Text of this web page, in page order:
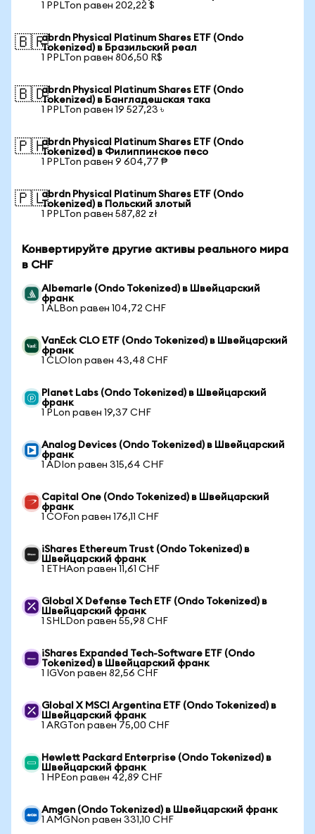
1 PPLTon равен 202,22 $
🇧🇷abrdn Physical Platinum Shares ETF (Ondo
Tokenized) в Бразильский реал
1 PPLTon равен 806,50 R$
🇧🇩abrdn Physical Platinum Shares ETF (Ondo
Tokenized) в Бангладешская така
1 PPLTon равен 19 527,23 ৳
🇵🇭abrdn Physical Platinum Shares ETF (Ondo
Tokenized) в Филиппинское песо
1 PPLTon равен 9 604,77 ₱
🇵🇱abrdn Physical Platinum Shares ETF (Ondo
Tokenized) в Польский злотый
1 PPLTon равен 587,82 zł
Конвертируйте другие активы реального мира
в CHF
Albemarle (Ondo Tokenized) в Швейцарский
франк
1 ALBon равен 104,72 CHF
VanEck CLO ETF (Ondo Tokenized) в Швейцарский
франк
1 CLOIon равен 43,48 CHF
Planet Labs (Ondo Tokenized) в Швейцарский
франк
1 PLon равен 19,37 CHF
Analog Devices (Ondo Tokenized) в Швейцарский
франк
1 ADIon равен 315,64 CHF
Capital One (Ondo Tokenized) в Швейцарский
франк
1 COFon равен 176,11 CHF
iShares Ethereum Trust (Ondo Tokenized) в
Швейцарский франк
1 ETHAon равен 11,61 CHF
Global X Defense Tech ETF (Ondo Tokenized) в
Швейцарский франк
1 SHLDon равен 55,98 CHF
iShares Expanded Tech-Software ETF (Ondo
Tokenized) в Швейцарский франк
1 IGVon равен 82,56 CHF
Global X MSCI Argentina ETF (Ondo Tokenized) в
Швейцарский франк
1 ARGTon равен 75,00 CHF
Hewlett Packard Enterprise (Ondo Tokenized) в
Швейцарский франк
1 HPEon равен 42,89 CHF
Amgen (Ondo Tokenized) в Швейцарский франк
1 AMGNon равен 331,10 CHF